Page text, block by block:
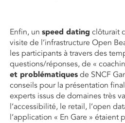
Enfin, un speed dating clôturait
visite de l’infrastructure Open
les participants à travers des
questions/réponses, de «
et problématiques de SNCF
conseils pour la présentation
experts issus de domaines très
l’accessibilité, le retail, l’open
l’application « En Gare » étaient